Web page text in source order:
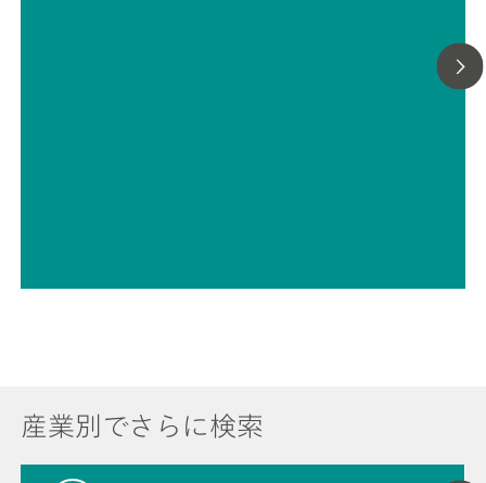
産業別でさらに検索